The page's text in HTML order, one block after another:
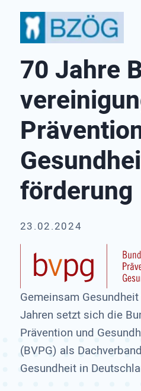
70 Jahre
förderung
23.02.2024
Gemeinsam
Jahren setzt sich die
Prävention und
(BVPG) als
Gesundheit in